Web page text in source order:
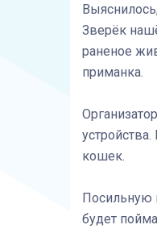
Зверёк
раненое
приманка.
кошек.
Посильную
будет